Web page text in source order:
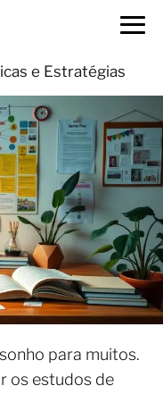
e Estratégias
para muitos.
os estudos de